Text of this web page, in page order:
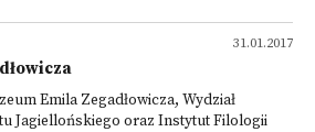
31.01.2017
Emila Zegadłowicza, Wydział
Jagiellońskiego oraz Instytut Filologii